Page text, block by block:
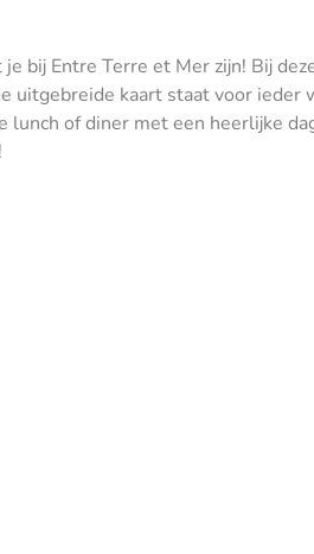
bij Entre Terre et Mer zijn! Bij
uitgebreide kaart staat voor
of diner met een heerlijke